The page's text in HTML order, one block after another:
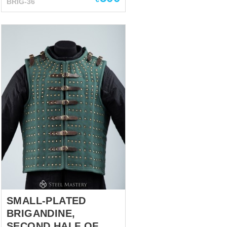
icónico y su ergonomía
está optimizado para absorber
golpes corporales pesados y
resistir la presión intensa del
combate a corta distancia,
proporcionando una barrera
defensiva sólida donde más se
necesita. Patrón de triple
remache: El exterior presenta
una disposición única de
remaches agrupados en tríos.
Esto asegura una fijación extra
segura de las grandes placas
internas y un aspecto
sofisticado de al...
SMALL-PLATED
BRIGANDINE,